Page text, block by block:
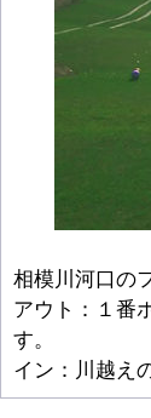
相模川河口の
アウト：１番
す。
イン：川越え